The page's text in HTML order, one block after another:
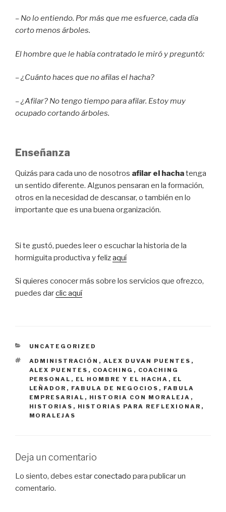
– No lo entiendo. Por más que me esfuerce, cada día
corto menos árboles.
El hombre que le había contratado le miró y preguntó:
– ¿Cuánto haces que no afilas el hacha?
– ¿Afilar? No tengo tiempo para afilar. Estoy muy
ocupado cortando árboles.
Enseñanza
Quizás para cada uno de nosotros afilar el hachatenga
un sentido diferente. Algunos pensaran en la formación,
otros en la necesidad de descansar, o también en lo
importante que es una buena organización.
Si te gustó, puedes leer o escuchar la historia de la
hormiguita productiva y felizaquí
Si quieres conocer más sobre los servicios que ofrezco,
puedes darclic aquí
CATEGORÍAS
UNCATEGORIZED
ETIQUETAS
ADMINISTRACIÓN , ALEX DUVAN PUENTES ,
ALEX PUENTES , COACHING , COACHING
PERSONAL , EL HOMBRE Y EL HACHA , EL
LEÑADOR , FABULA DE NEGOCIOS , FABULA
EMPRESARIAL , HISTORIA CON MORALEJA ,
HISTORIAS , HISTORIAS PARA REFLEXIONAR ,
MORALEJAS
Deja un comentario
Lo siento, debes estarconectado para publicar un
comentario.